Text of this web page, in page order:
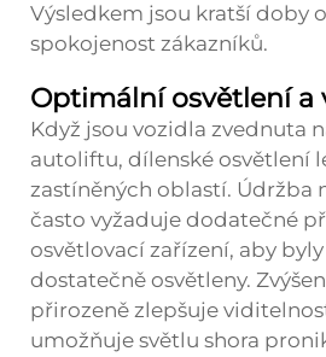
Výsledkem jsou kratší doby
spokojenost zákazníků.
Optimální osvětlení a
Když jsou vozidla zvednuta
autoliftu, dílenské osvětlení
zastíněných oblastí. Údržba
často vyžaduje dodatečné
osvětlovací zařízení, aby
dostatečně osvětleny.
přirozeně zlepšuje
umožňuje světlu shora